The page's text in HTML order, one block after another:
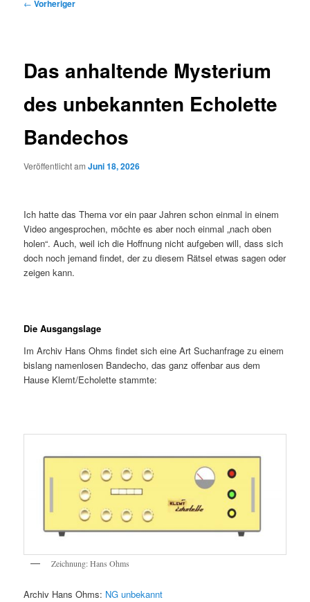
← Vorheriger
Das anhaltende Mysterium
des unbekannten Echolette
Bandechos
Veröffentlicht amJuni 18, 2026
Ich hatte das Thema vor ein paar Jahren schon einmal in einem
Video angesprochen, möchte es aber noch einmal „nach oben
holen“. Auch, weil ich die Hoffnung nicht aufgeben will, dass sich
doch noch jemand findet, der zu diesem Rätsel etwas sagen oder
zeigen kann.
Die Ausgangslage
Im Archiv Hans Ohms findet sich eine Art Suchanfrage zu einem
bislang namenlosen Bandecho, das ganz offenbar aus dem
Hause Klemt/Echolette stammte:
Zeichnung: Hans Ohms
Archiv Hans Ohms: NG unbekannt